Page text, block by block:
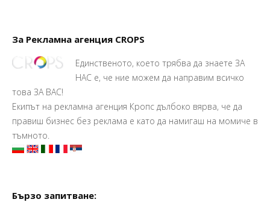
За Рекламна агенция CROPS
Единственото, което трябва да знаете ЗА
НАС е, че ние можем да направим всичко
това ЗА ВАС!
Екипът на рекламна агенция Кропс дълбоко вярва, че да
правиш бизнес без реклама е като да намигаш на момиче в
тъмното.
Бързо запитване: